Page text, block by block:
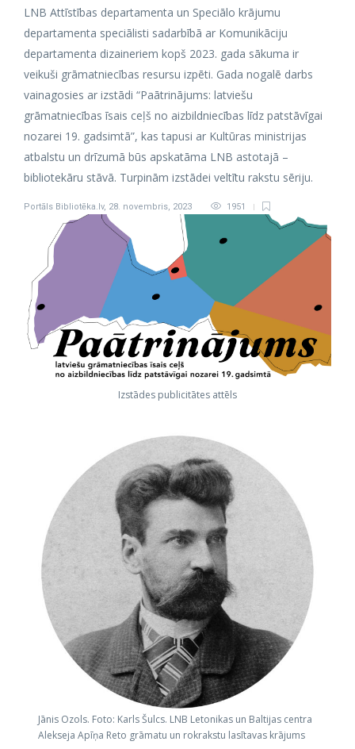
LNB Attīstības departamenta un Speciālo krājumu
departamenta speciālisti sadarbībā ar Komunikāciju
departamenta dizaineriem kopš 2023. gada sākuma ir
veikuši grāmatniecības resursu izpēti. Gada nogalē darbs
vainagosies ar izstādi “Paātrinājums: latviešu
grāmatniecības īsais ceļš no aizbildniecības līdz patstāvīgai
nozarei 19. gadsimtā”, kas tapusi ar Kultūras ministrijas
atbalstu un drīzumā būs apskatāma LNB astotajā –
bibliotekāru stāvā. Turpinām izstādei veltītu rakstu sēriju.
Portāls Bibliotēka.lv, 28. novembris, 2023 1951
Izstādes publicitātes attēls
Jānis Ozols. Foto: Karls Šulcs. LNB Letonikas un Baltijas centra
Alekseja Apīņa Reto grāmatu un rokrakstu lasītavas krājums